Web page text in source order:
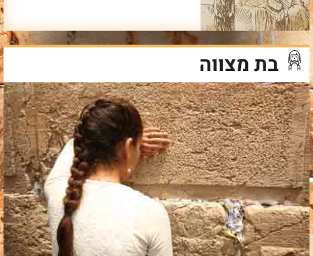
בת מצווה